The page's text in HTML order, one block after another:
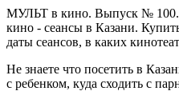
МУЛЬТ в кино. Выпуск №
кино - сеансы в Казани.
даты сеансов, в каких
Не знаете что посетить в
с ребенком, куда сходить с